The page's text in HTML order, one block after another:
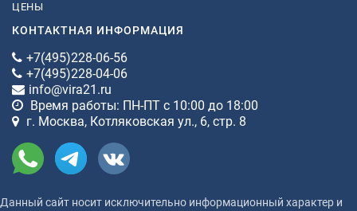
ЦЕНЫ
КОНТАКТНАЯ ИНФОРМАЦИЯ
+7(495)228-06-56
+7(495)228-04-06
info@vira21.ru
Время работы: ПН-ПТ с 10:00 до 18:00
г. Москва, Котляковская ул., 6, стр. 8
Данный сайт носит исключительно информационный характер и